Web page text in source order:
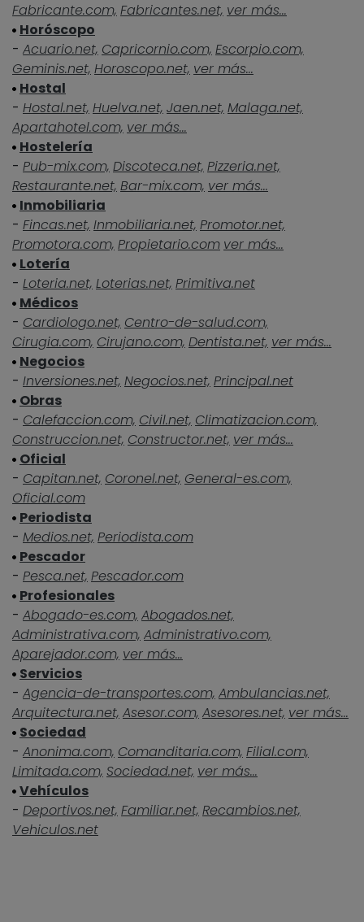
Fabricante.com, Fabricantes.net, ver más...
Horóscopo
- Acuario.net, Capricornio.com, Escorpio.com,
Geminis.net, Horoscopo.net, ver más...
Hostal
- Hostal.net, Huelva.net, Jaen.net, Malaga.net,
Apartahotel.com, ver más...
Hostelería
- Pub-mix.com, Discoteca.net, Pizzeria.net,
Restaurante.net, Bar-mix.com, ver más...
Inmobiliaria
- Fincas.net, Inmobiliaria.net, Promotor.net,
Promotora.com, Propietario.com ver más...
Lotería
- Loteria.net, Loterias.net, Primitiva.net
Médicos
- Cardiologo.net, Centro-de-salud.com,
Cirugia.com, Cirujano.com, Dentista.net, ver más...
Negocios
- Inversiones.net, Negocios.net, Principal.net
Obras
- Calefaccion.com, Civil.net, Climatizacion.com,
Construccion.net, Constructor.net, ver más...
Oficial
- Capitan.net, Coronel.net, General-es.com,
Oficial.com
Periodista
- Medios.net, Periodista.com
Pescador
- Pesca.net, Pescador.com
Profesionales
- Abogado-es.com, Abogados.net,
Administrativa.com, Administrativo.com,
Aparejador.com, ver más...
Servicios
- Agencia-de-transportes.com, Ambulancias.net,
Arquitectura.net, Asesor.com, Asesores.net, ver más...
Sociedad
- Anonima.com, Comanditaria.com, Filial.com,
Limitada.com, Sociedad.net, ver más...
Vehículos
- Deportivos.net, Familiar.net, Recambios.net,
Vehiculos.net